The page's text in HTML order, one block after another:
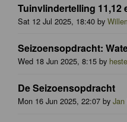
Tuinvlindertelling 11,12
Sat 12 Jul 2025, 18:40 by
Seizoensopdracht:
Wed 18 Jun 2025, 8:15 by
De Seizoensopdracht
Mon 16 Jun 2025, 22:07 by